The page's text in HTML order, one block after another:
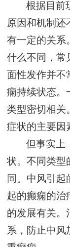
根据目前
原因和机制还
有一定的关系
什么不同，常
面性发作并不
痫持续状态。
类型密切相关
症状的主要因
但事实上
状。不同类型
同。中风引起
起的癫痫的治
的发展有关。
系，防止中风